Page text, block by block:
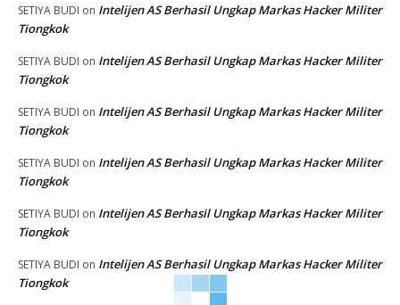
SETIYA BUDI on Intelijen AS Berhasil Ungkap Markas Hacker Militer
Tiongkok
SETIYA BUDI on Intelijen AS Berhasil Ungkap Markas Hacker Militer
Tiongkok
SETIYA BUDI on Intelijen AS Berhasil Ungkap Markas Hacker Militer
Tiongkok
SETIYA BUDI on Intelijen AS Berhasil Ungkap Markas Hacker Militer
Tiongkok
SETIYA BUDI on Intelijen AS Berhasil Ungkap Markas Hacker Militer
Tiongkok
SETIYA BUDI on Intelijen AS Berhasil Ungkap Markas Hacker Militer
Tiongkok